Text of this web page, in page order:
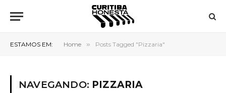
ESTAMOS EM: Home » Posts Tagged "Pizzaria"
NAVEGANDO: PIZZARIA